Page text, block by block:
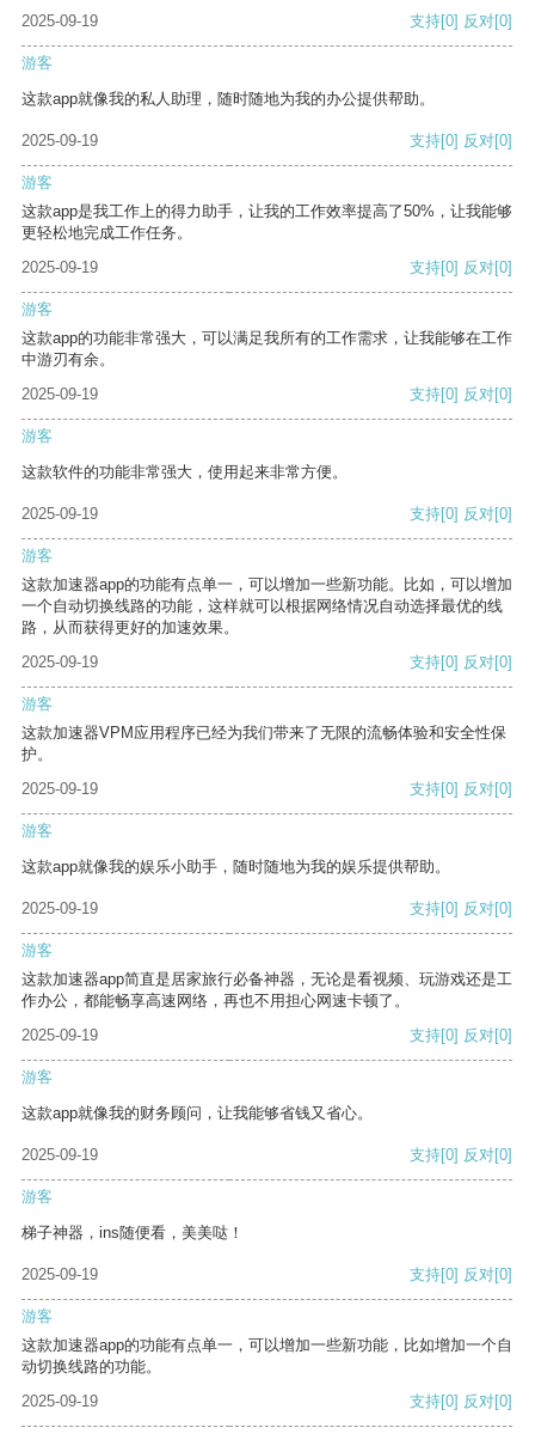
2025-09-19 支持[0] 反对[0]
游客
这款app就像我的私人助理，随时随地为我的办公提供帮助。
2025-09-19 支持[0] 反对[0]
游客
这款app是我工作上的得力助手，让我的工作效率提高了50%，让我能够
更轻松地完成工作任务。
2025-09-19
支持[0] 反对[0]
游客
这款app的功能非常强大，可以满足我所有的工作需求，让我能够在工作
中游刃有余。
2025-09-19
支持[0] 反对[0]
游客
这款软件的功能非常强大，使用起来非常方便。
2025-09-19 支持[0] 反对[0]
游客
这款加速器app的功能有点单一，可以增加一些新功能。比如，可以增加
一个自动切换线路的功能，这样就可以根据网络情况自动选择最优的线
路，从而获得更好的加速效果。
2025-09-19
支持[0] 反对[0]
游客
这款加速器VPM应用程序已经为我们带来了无限的流畅体验和安全性保
护。
2025-09-19
支持[0] 反对[0]
游客
这款app就像我的娱乐小助手，随时随地为我的娱乐提供帮助。
2025-09-19 支持[0] 反对[0]
游客
这款加速器app简直是居家旅行必备神器，无论是看视频、玩游戏还是工
作办公，都能畅享高速网络，再也不用担心网速卡顿了。
2025-09-19
支持[0] 反对[0]
游客
这款app就像我的财务顾问，让我能够省钱又省心。
2025-09-19 支持[0] 反对[0]
游客
梯子神器，ins随便看，美美哒！
2025-09-19 支持[0] 反对[0]
游客
这款加速器app的功能有点单一，可以增加一些新功能，比如增加一个自
动切换线路的功能。
2025-09-19
支持[0] 反对[0]